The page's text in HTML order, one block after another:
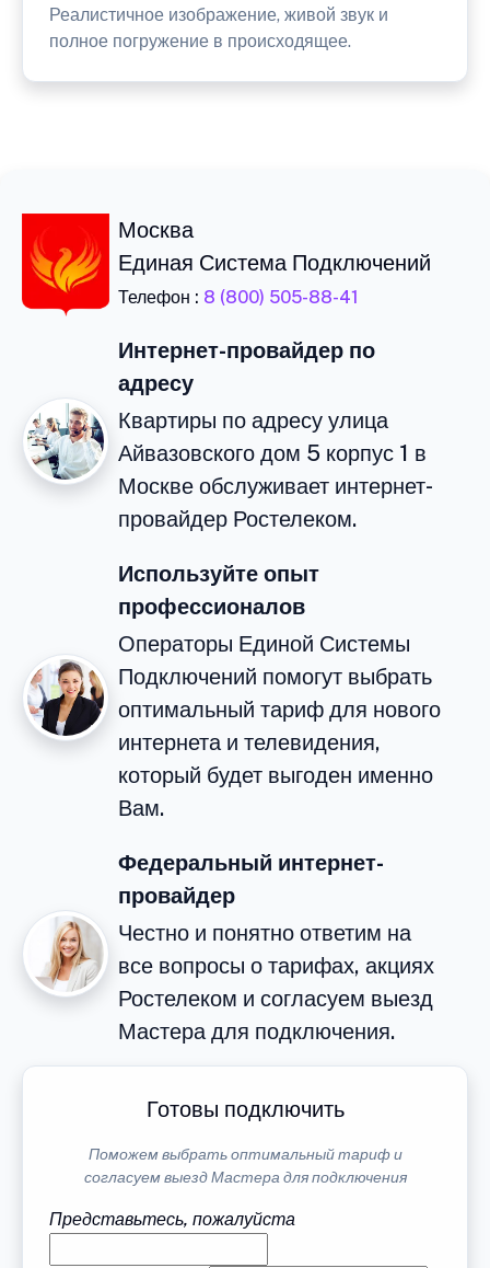
Реалистичное изображение, живой звук и
полное погружение в происходящее.
Москва
Единая Система Подключений
Телефон : 8 (800) 505-88-41
Интернет-провайдер по
адресу
Квартиры по адресу улица
Айвазовского дом 5 корпус 1 в
Москве обслуживает интернет-
провайдер Ростелеком.
Используйте опыт
профессионалов
Операторы Единой Системы
Подключений помогут выбрать
оптимальный тариф для нового
интернета и телевидения,
который будет выгоден именно
Вам.
Федеральный интернет-
провайдер
Честно и понятно ответим на
все вопросы о тарифах, акциях
Ростелеком и согласуем выезд
Мастера для подключения.
Готовы подключить
Поможем выбрать оптимальный тариф и
согласуем выезд Мастера для подключения
Представьтесь, пожалуйста